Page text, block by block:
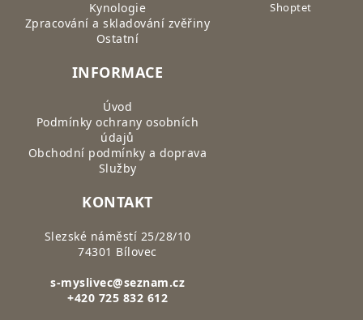
Kynologie
Zpracování a skladování zvěřiny
Ostatní
INFORMACE
Úvod
Podmínky ochrany osobních
údajů
Obchodní podmínky a doprava
Služby
KONTAKT
Slezské náměstí 25/28/10
74301 Bílovec
s-myslivec@seznam.cz
+420 725 832 612
Shoptet